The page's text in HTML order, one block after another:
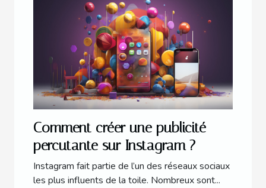
Comment créer une publicité
percutante sur Instagram ?
Instagram fait partie de l’un des réseaux sociaux
les plus influents de la toile. Nombreux sont...